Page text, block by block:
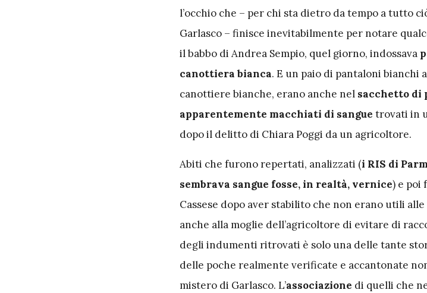
l’occhio che – per chi sta dietro da tempo a tutto
Garlasco – finisce inevitabilmente per notare
il babbo di Andrea Sempio, quel giorno, indossava
canottiera bianca. E un paio di pantaloni bianchi
canottiere bianche, erano anche nel sacchetto di
apparentemente macchiati di sangue trovati in
dopo il delitto di Chiara Poggi da un agricoltore.
Abiti che furono repertati, analizzati (i RIS di
sembrava sangue fosse, in realtà, vernice) e poi
Cassese dopo aver stabilito che non erano utili
anche alla moglie dell’agricoltore di evitare di
degli indumenti ritrovati è solo una delle tante
delle poche realmente verificate e accantonate
mistero di Garlasco. L’associazione di quelli che